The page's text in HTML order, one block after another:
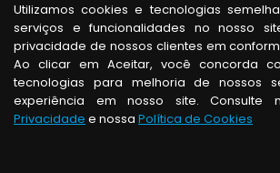
Utilizamos cookies e tecnologias
serviços e funcionalidades no nosso
privacidade de nossos clientes em
Ao clicar em Aceitar, você concorda
tecnologias para melhoria de nossos
experiência em nosso site. Consulte
Privacidade e nossa Política de Cookies
Visita de um
somente com horário
© copyright - todos os direitos